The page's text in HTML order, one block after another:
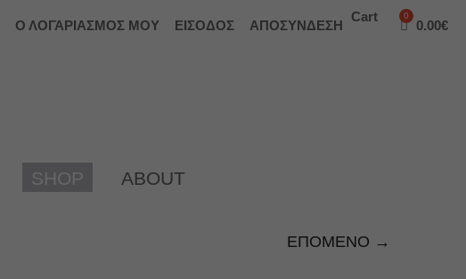
Ο ΛΟΓΑΡΙΑΣΜΟΣ ΜΟΥ ΕΙΣΟΔΟΣ ΑΠΟΣΥΝΔΕΣΗ
Cart
0.00€
SHOP ABOUT
ΕΠΟΜΕΝΟ →